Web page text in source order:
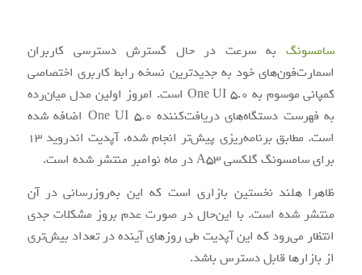
سامسونگبه سرعت در حال گسترش دسترسی کاربران
اسمارت‌فون‌های خود به جدیدترین نسخه رابط کاربری اختصاصی
کمپانی موسوم به One UI 5.0 است. امروز اولین مدل میان‌رده
به فهرست دستگاه‌های دریافت‌کننده One UI 5.0 اضافه شده
است. مطابق برنامه‌ریزی پیش‌‌تر انجام شده، آپدیت اندروید 13
برای سامسونگ گلکسی A53 در ماه نوامبر منتشر شده است.
ظاهرا هلند نخستین بازاری است که این به‌روزرسانی در آن
منتشر شده است. با این‌حال در صورت عدم بروز مشکلات جدی
انتظار می‌رود که این آپدیت طی روزهای آینده در تعداد بیش‌تری
از بازارها قابل دسترس باشد.